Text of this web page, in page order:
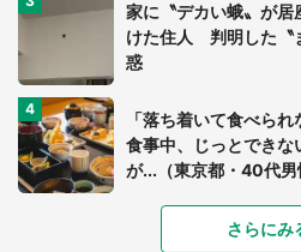
家に〝デカい蛾〟が
けた住人 判明した〝
惑
「落ち着いて食べら
食事中、じっとできな
が...（東京都・40代男
「可愛いのにホラー
さらにみ